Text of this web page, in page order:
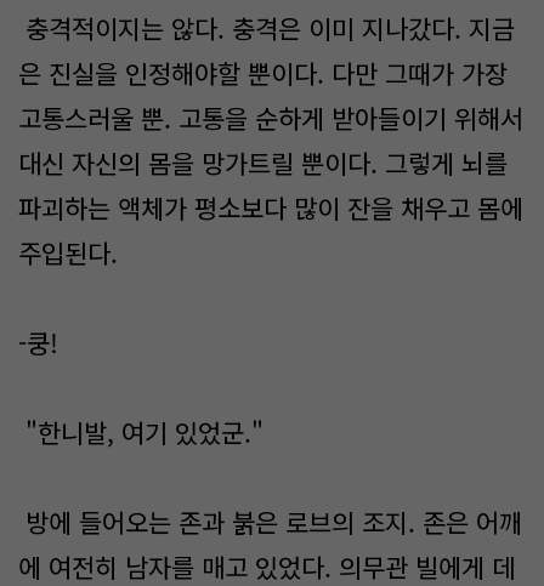
충격적이지는 않다. 충격은 이미 지나갔다. 지금
은 진실을 인정해야할 뿐이다. 다만 그때가 가장
고통스러울 뿐. 고통을 순하게 받아들이기 위해서
대신 자신의 몸을 망가트릴 뿐이다. 그렇게 뇌를
파괴하는 액체가 평소보다 많이 잔을 채우고 몸에
주입된다.
-쿵!
"한니발, 여기 있었군."
방에 들어오는 존과 붉은 로브의 조지. 존은 어깨
에 여전히 남자를 매고 있었다. 의무관 빌에게 데